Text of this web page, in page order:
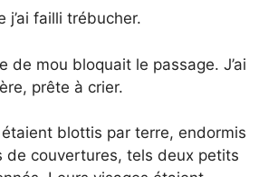
j’ai failli trébucher.
de mou bloquait le passage. J’ai
prête à crier.
blottis par terre, endormis
de couvertures, tels deux petits